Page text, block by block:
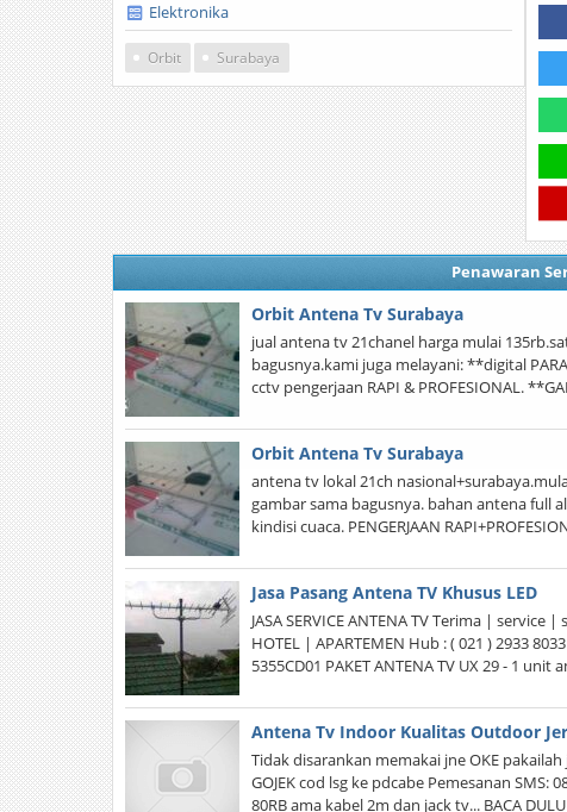
Elektronika
Orbit Surabaya
Penawaran
Orbit Antena Tv Surabaya
jual antena tv 21chanel harga mulai
bagusnya.kami juga melayani: **digital
cctv pengerjaan RAPI & PROFESIONAL.
Orbit Antena Tv Surabaya
antena tv lokal 21ch
gambar sama bagusnya. bahan antena full
kindisi cuaca. PENGERJAAN
Jasa Pasang Antena TV Khusus LED
JASA SERVICE ANTENA TV Terima |
HOTEL | APARTEMEN Hub : ( 021 ) 2933
5355CD01 PAKET ANTENA TV UX 29 - 1
Antena Tv Indoor Kualitas Outdoor
Tidak disarankan memakai jne OKE pakailah
GOJEK cod lsg ke pdcabe Pemesanan SMS:
80RB ama kabel 2m dan jack tv... BACA